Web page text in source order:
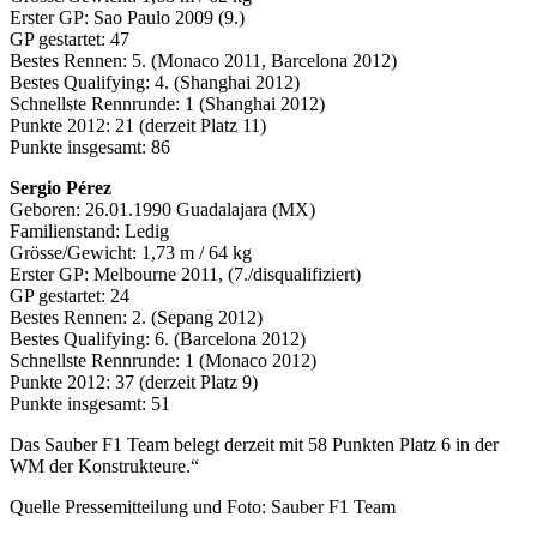
Erster GP: Sao Paulo 2009 (9.)
GP gestartet: 47
Bestes Rennen: 5. (Monaco 2011, Barcelona 2012)
Bestes Qualifying: 4. (Shanghai 2012)
Schnellste Rennrunde: 1 (Shanghai 2012)
Punkte 2012: 21 (derzeit Platz 11)
Punkte insgesamt: 86
Sergio Pérez
Geboren: 26.01.1990 Guadalajara (MX)
Familienstand: Ledig
Grösse/Gewicht: 1,73 m / 64 kg
Erster GP: Melbourne 2011, (7./disqualifiziert)
GP gestartet: 24
Bestes Rennen: 2. (Sepang 2012)
Bestes Qualifying: 6. (Barcelona 2012)
Schnellste Rennrunde: 1 (Monaco 2012)
Punkte 2012: 37 (derzeit Platz 9)
Punkte insgesamt: 51
Das Sauber F1 Team belegt derzeit mit 58 Punkten Platz 6 in der
WM der Konstrukteure.“
Quelle Pressemitteilung und Foto: Sauber F1 Team